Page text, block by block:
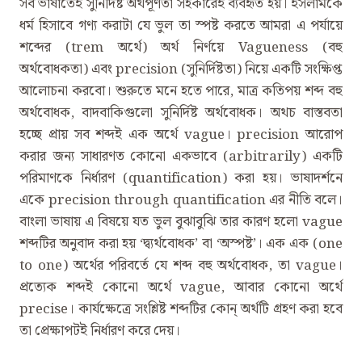
ধর্ম হিসাবে গণ্য করাটা যে ভুল তা স্পষ্ট করতে আমরা এ পর্যায়ে
শব্দের (trem অর্থে) অর্থ নির্ণয়ে Vagueness (বহু
অর্থবোধকতা) এবং precision (সুনির্দিষ্টতা) নিয়ে একটি সংক্ষিপ্ত
আলোচনা করবো। শুরুতে মনে হতে পারে, মাত্র কতিপয় শব্দ বহু
অর্থবোধক, বাদবাকিগুলো সুনির্দিষ্ট অর্থবোধক। অথচ বাস্তবতা
হচ্ছে প্রায় সব শব্দই এক অর্থে vague। precision আরোপ
করার জন্য সাধারণত কোনো একভাবে (arbitrarily) একটি
পরিমাণকে নির্ধারণ (quantification) করা হয়। ভাষাদর্শনে
একে precision through quantification এর নীতি বলে।
বাংলা ভাষায় এ বিষয়ে যত ভুল বুঝাবুঝি তার কারণ হলো vague
শব্দটির অনুবাদ করা হয় ‘দ্ব্যর্থবোধক’ বা ‘অস্পষ্ট’। এক এক (one
to one) অর্থের পরিবর্তে যে শব্দ বহু অর্থবোধক, তা vague।
প্রত্যেক শব্দই কোনো অর্থে vague, আবার কোনো অর্থে
precise। কার্যক্ষেত্রে সংশ্লিষ্ট শব্দটির কোন্ অর্থটি গ্রহণ করা হবে
তা প্রেক্ষাপটই নির্ধারণ করে দেয়।